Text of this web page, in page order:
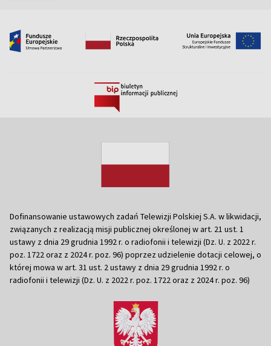
Dofinansowanie ustawowych zadań Telewizji Polskiej S.A. w likwidacji,
związanych z realizacją misji publicznej określonej w art. 21 ust. 1
ustawy z dnia 29 grudnia 1992 r. o radiofonii i telewizji (Dz. U. z 2022 r.
poz. 1722 oraz z 2024 r. poz. 96) poprzez udzielenie dotacji celowej, o
której mowa w art. 31 ust. 2 ustawy z dnia 29 grudnia 1992 r. o
radiofonii i telewizji (Dz. U. z 2022 r. poz. 1722 oraz z 2024 r. poz. 96)